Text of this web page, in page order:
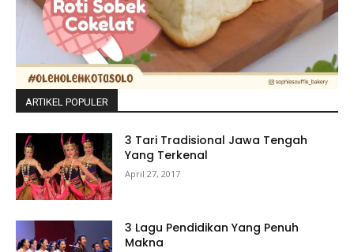
ARTIKEL POPULER
3 Tari Tradisional Jawa Tengah
Yang Terkenal
April 27, 2017
3 Lagu Pendidikan Yang Penuh
Makna